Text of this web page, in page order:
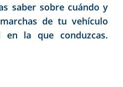
saber sobre cuándo y
de tu vehículo
en la que conduzcas.